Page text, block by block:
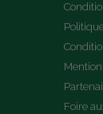
Foire